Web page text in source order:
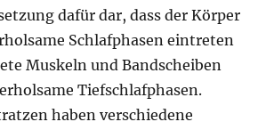
dafür dar, dass der Körper
Schlafphasen eintreten
Muskeln und Bandscheiben
Tiefschlafphasen.
haben verschiedene